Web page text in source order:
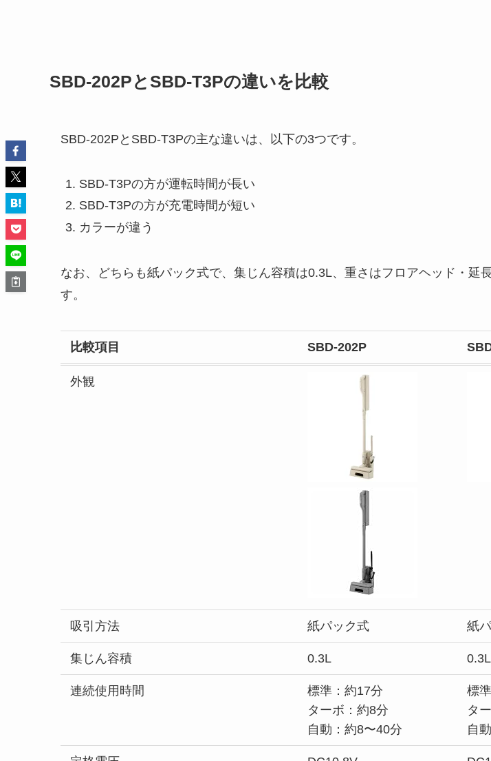
SBD-202PとSBD-T3Pの違いを比較
SBD-202PとSBD-T3Pの主な違いは、以下の3つです。
SBD-T3Pの方が運転時間が長い
SBD-T3Pの方が充電時間が短い
カラーが違う
なお、どちらも紙パック式で、集じん容積は0.3L、重さはフロアヘッド・延
す。
比較項目 SBD-202P
外観
吸引方法 紙パック式 紙
集じん容積 0.3L 0.3L
連続使用時間
標準：約17分
ターボ：約8分
自動：約8〜40分
標
タ
自